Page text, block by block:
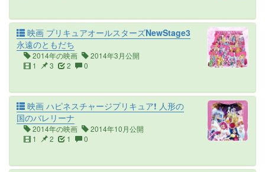
映画 プリキュアオールスターズNewStage3
永遠のともだち
2014年の映画
2014年3月公開
1
3 2 0
映画 ハピネスチャージプリキュア! 人形の
国のバレリーナ
2014年の映画
2014年10月公開
1
2 1 0